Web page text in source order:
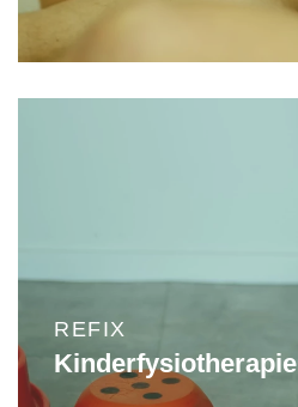
REFIX
Kinderfysiotherapie